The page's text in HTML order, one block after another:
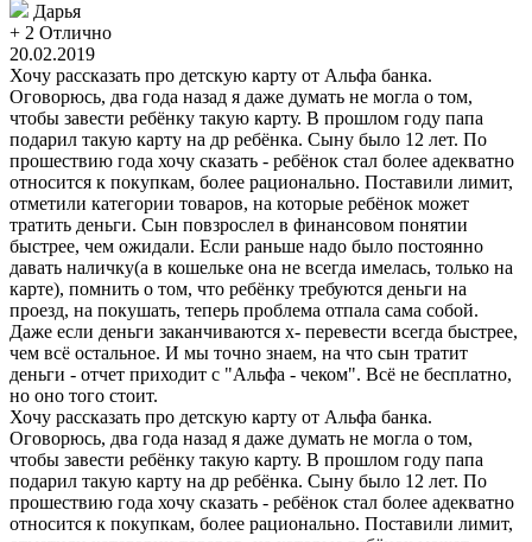
Дарья
+ 2 Отлично
20.02.2019
Хочу рассказать про детскую карту от Альфа банка.
Оговорюсь, два года назад я даже думать не могла о том,
чтобы завести ребёнку такую карту. В прошлом году папа
подарил такую карту на др ребёнка. Сыну было 12 лет. По
прошествию года хочу сказать - ребёнок стал более адекватно
относится к покупкам, более рационально. Поставили лимит,
отметили категории товаров, на которые ребёнок может
тратить деньги. Сын повзрослел в финансовом понятии
быстрее, чем ожидали. Если раньше надо было постоянно
давать наличку(а в кошельке она не всегда имелась, только на
карте), помнить о том, что ребёнку требуются деньги на
проезд, на покушать, теперь проблема отпала сама собой.
Даже если деньги заканчиваются х- перевести всегда быстрее,
чем всё остальное. И мы точно знаем, на что сын тратит
деньги - отчет приходит с "Альфа - чеком". Всё не бесплатно,
но оно того стоит.
Хочу рассказать про детскую карту от Альфа банка.
Оговорюсь, два года назад я даже думать не могла о том,
чтобы завести ребёнку такую карту. В прошлом году папа
подарил такую карту на др ребёнка. Сыну было 12 лет. По
прошествию года хочу сказать - ребёнок стал более адекватно
относится к покупкам, более рационально. Поставили лимит,